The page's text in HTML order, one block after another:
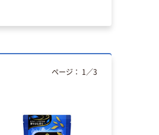
ページ： 1 ／3